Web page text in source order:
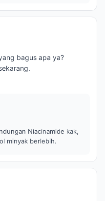
bagus apa ya?
Niacinamide kak,
minyak berlebih.